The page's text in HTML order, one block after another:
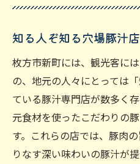
知る人ぞ知る穴場豚汁店
枚方市新町には、観光客に
の、地元の人々にとっては
ている豚汁専門店が数多く
元食材を使ったこだわりの
す。これらの店では、豚肉
りなす深い味わいの豚汁が